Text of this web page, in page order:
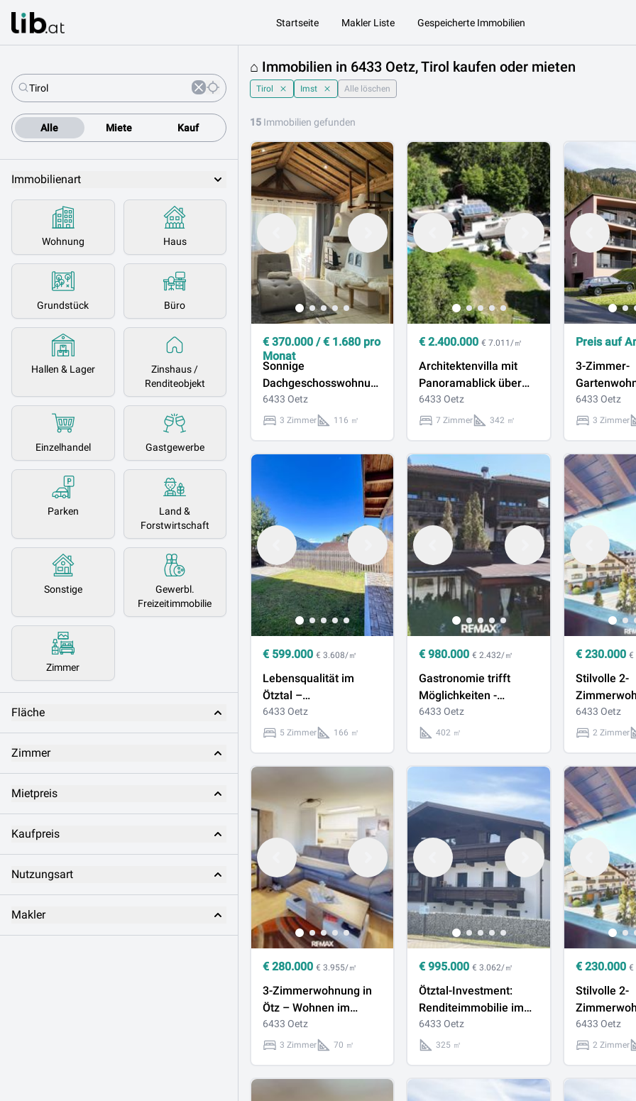
Startseite Makler Liste Gespeicherte Immobilien
Alle Miete Kauf
Immobilienart
Wohnung Haus
Grundstück Büro
Hallen & Lager
Zinshaus /
Renditeobjekt
Einzelhandel Gastgewerbe
Parken
Land &
Forstwirtschaft
Sonstige
Gewerbl.
Freizeitimmobilie
Zimmer
Fläche
Zimmer
Mietpreis
Kaufpreis
Nutzungsart
Makler
⌂ Immobilien in 6433 Oetz, Tirol kaufen oder mieten
Tirol Imst Alle löschen
15 Immobilien gefunden
€ 370.000 /€ 1.680 pro
Monat
Sonnige
Dachgeschosswohnung
mit Tiroler Charme
großem Balkon –
Ötztaler Alpen!
6433 Oetz
3 Zimmer 116 ㎡
€2.400.000 € 7.011/㎡
Architektenvilla mit
Panoramablick über
das Ötztal
6433 Oetz
7 Zimmer 342 ㎡
Preis auf
3-Zimmer-
Oetz,
6433 Oetz
3 Zimmer
€ 599.000 € 3.608/㎡
Lebensqualität im
Ötztal –
Doppelhaushälfte mit
Bergblick in Ötz
6433 Oetz
5 Zimmer 166 ㎡
€980.000 € 2.432/㎡
Gastronomie trifft
Möglichkeiten -
Besondere Immobilie
in Ötz!
6433 Oetz
402 ㎡
€ 230.000 €
Stilvolle 2-
zwei
6433 Oetz
2 Zimmer
€ 280.000 € 3.955/㎡
3-Zimmerwohnung in
Ötz – Wohnen im
Herzen des Ötztals!
6433 Oetz
3 Zimmer 70 ㎡
€995.000 € 3.062/㎡
Ötztal-Investment:
Renditeimmobilie im
Hotspot des alpinen
Tourismus“
6433 Oetz
325 ㎡
€ 230.000 €
Stilvolle 2-
zwei
6433 Oetz
2 Zimmer